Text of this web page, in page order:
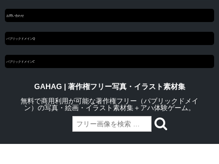
お問い合わせ
パブリックドメインQ
パブリックドメインC
GAHAG | 著作権フリー写真・イラスト素材集
無料で商用利用が可能な著作権フリー（パブリックドメイ
ン）の写真・絵画・イラスト素材集＋アハ体験ゲーム。